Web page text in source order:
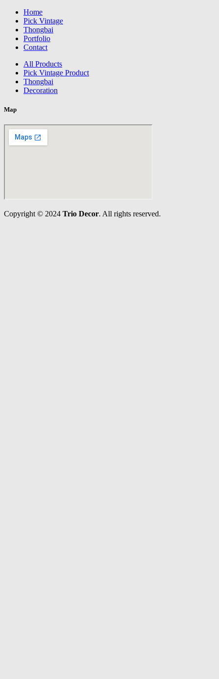
Home
Pick Vintage
Thongbai
Portfolio
Contact
All Products
Pick Vintage Product
Thongbai
Decoration
Map
Copyright © 2024 Trio Decor. All rights reserved.